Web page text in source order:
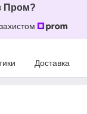
Пром?
Доставка